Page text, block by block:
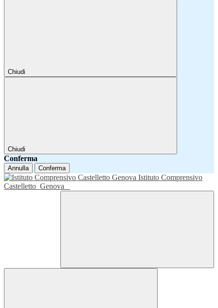
Chiudi
Chiudi
Conferma
Annulla Conferma
Istituto Comprensivo
Castelletto Genova